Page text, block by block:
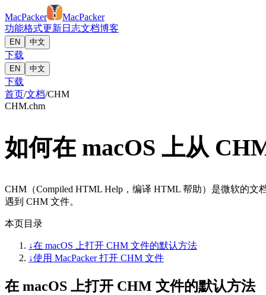
MacPacker
MacPacker
功能格式更新日志文档博客
EN 中文
下载
EN 中文
下载
首页/文档/CHM
CHM.chm
如何在 macOS 上从
CHM（Compiled HTML Help，编译 HTML 帮助）是微软的
遇到 CHM 文件。
本页目录
↓在 macOS 上打开 CHM 文件的默认方法
↓使用 MacPacker 打开 CHM 文件
在 macOS 上打开 CHM 文件的默认方法